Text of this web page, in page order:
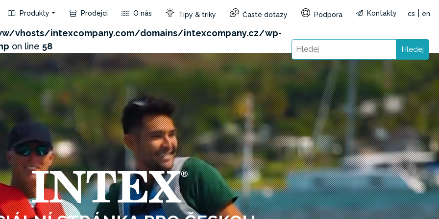
product/api.php?id=147&not_use_region=1&reg=CZ&lang=cs): Failed to open stream: HTTP
vhosts/intexcompany.com/domains/intexcompany.cz/wp-
on line 58
Produkty Prodejci O nás Tipy & triky Časté dotazy Podpora Kontakty cs en
Hledej